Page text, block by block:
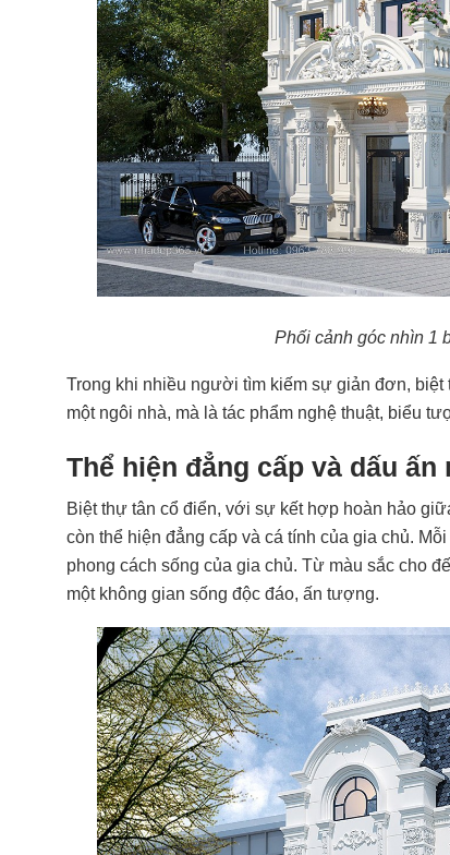
Phối cảnh góc nhìn 1
Trong khi nhiều người tìm kiếm sự giản đơn,
một ngôi nhà, mà là tác phẩm nghệ thuật, biểu
Thể hiện đẳng cấp và dấu
Biệt thự tân cổ điển, với sự kết hợp hoàn hảo
còn thể hiện đẳng cấp và cá tính của gia chủ.
phong cách sống của gia chủ. Từ màu sắc cho
một không gian sống độc đáo, ấn tượng.